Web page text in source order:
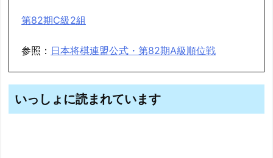
第82期C級2組
参照： 日本将棋連盟公式・第82期A級順位戦
いっしょに読まれています